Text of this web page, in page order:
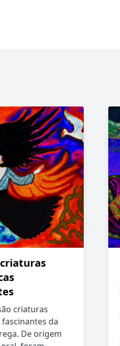
criaturas
da
De origem